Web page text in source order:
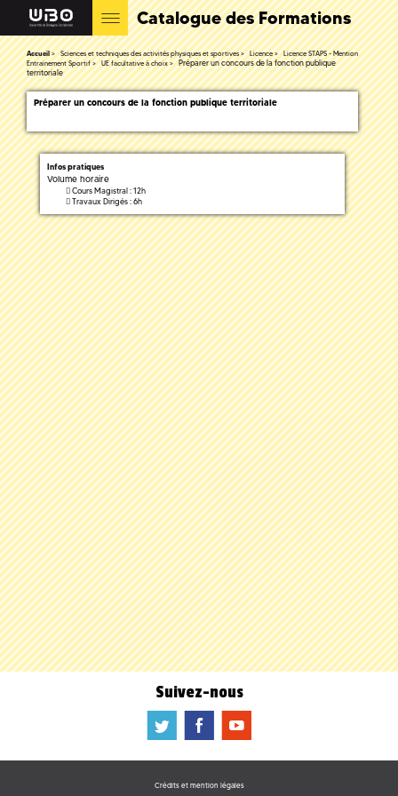
Catalogue des Formations
Accueil Sciences et techniques des activités physiques et sportives Licence
Licence STAPS - Mention
Entrainement Sportif
UE facultative à choix
Préparer un concours de la fonction publique
territoriale
Préparer un concours de la fonction publique territoriale
Infos pratiques
Volume horaire
Cours Magistral : 12h
Travaux Dirigés : 6h
Suivez-nous
a b f
Crédits et mention légales